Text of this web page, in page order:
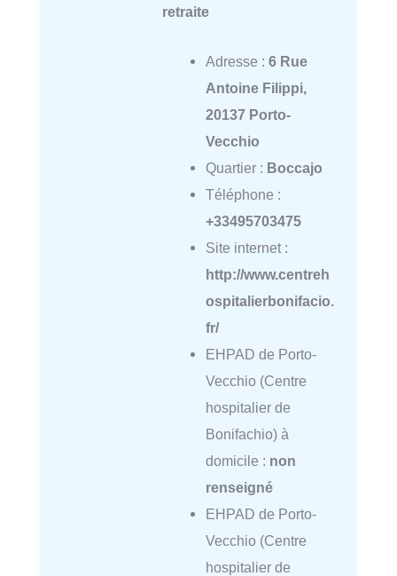
retraite
Adresse : 6 Rue
Antoine Filippi,
20137 Porto-
Vecchio
Quartier : Boccajo
Téléphone :
+33495703475
Site internet :
http://www.centreh
ospitalierbonifacio.
fr/
EHPAD de Porto-
Vecchio (Centre
hospitalier de
Bonifachio) à
domicile : non
renseigné
EHPAD de Porto-
Vecchio (Centre
hospitalier de